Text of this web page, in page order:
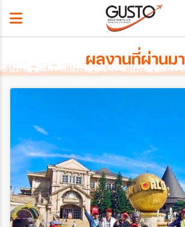
ผลงานที่ผ่านมา